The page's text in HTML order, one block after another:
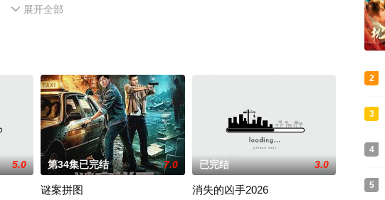
 展开全部
5.0 第34集已完结 7.0
谜案拼图
已完结 3.0
消失的凶手2026
2
3
4
5